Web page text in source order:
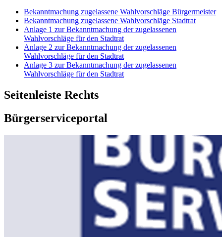
Bekanntmachung zugelassene Wahlvorschläge Bürgermeister
Bekanntmachung zugelassene Wahlvorschläge Stadtrat
Anlage 1 zur Bekanntmachung der zugelassenen
Wahlvorschläge für den Stadtrat
Anlage 2 zur Bekanntmachung der zugelassenen
Wahlvorschläge für den Stadtrat
Anlage 3 zur Bekanntmachung der zugelassenen
Wahlvorschläge für den Stadtrat
Seitenleiste Rechts
Bürgerserviceportal